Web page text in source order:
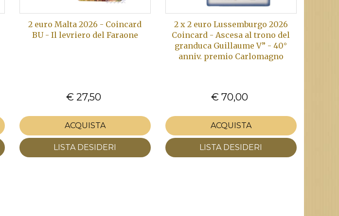
2 euro Malta 2026 - Coincard
BU - Il levriero del Faraone
€ 27,50
ACQUISTA
LISTA DESIDERI
2 x 2 euro Lussemburgo 2026
Coincard - Ascesa al trono del
granduca Guillaume V” - 40°
anniv. premio Carlomagno
€ 70,00
ACQUISTA
LISTA DESIDERI